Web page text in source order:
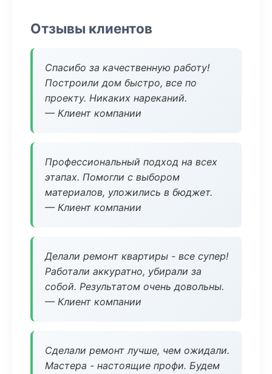
Отзывы клиентов
Спасибо за качественную работу!
Построили дом быстро, все по
проекту. Никаких нареканий.
— Клиент компании
Профессиональный подход на всех
этапах. Помогли с выбором
материалов, уложились в бюджет.
— Клиент компании
Делали ремонт квартиры - все супер!
Работали аккуратно, убирали за
собой. Результатом очень довольны.
— Клиент компании
Сделали ремонт лучше, чем ожидали.
Мастера - настоящие профи. Будем